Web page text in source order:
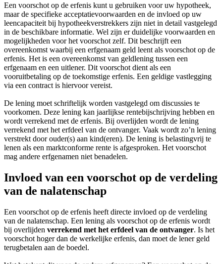
Een voorschot op de erfenis kunt u gebruiken voor uw hypotheek,
maar de specifieke acceptatievoorwaarden en de invloed op uw
leencapaciteit bij hypotheekverstrekkers zijn niet in detail vastgelegd
in de beschikbare informatie. Wel zijn er duidelijke voorwaarden en
mogelijkheden voor het voorschot zelf. Dit beschrijft een
overeenkomst waarbij een erfgenaam geld leent als voorschot op de
erfenis. Het is een overeenkomst van geldlening tussen een
erfgenaam en een uitlener. Dit voorschot dient als een
vooruitbetaling op de toekomstige erfenis. Een geldige vastlegging
via een contract is hiervoor vereist.
De lening moet schriftelijk worden vastgelegd om discussies te
voorkomen. Deze lening kan jaarlijkse rentebijschrijving hebben en
wordt verrekend met de erfenis. Bij overlijden wordt de lening
verrekend met het erfdeel van de ontvanger. Vaak wordt zo’n lening
verstrekt door ouder(s) aan kind(eren). De lening is belastingvrij te
lenen als een marktconforme rente is afgesproken. Het voorschot
mag andere erfgenamen niet benadelen.
Invloed van een voorschot op de verdeling
van de nalatenschap
Een voorschot op de erfenis heeft directe invloed op de verdeling
van de nalatenschap. Een lening als voorschot op de erfenis wordt
bij overlijden verrekend met het erfdeel van de ontvanger. Is het
voorschot hoger dan de werkelijke erfenis, dan moet de lener geld
terugbetalen aan de boedel.